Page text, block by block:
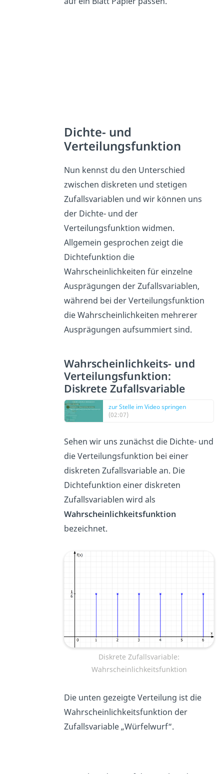
Dichte- und
Verteilungsfunktion
Nun kennst du den Unterschied
zwischen diskreten und stetigen
Zufallsvariablen und wir können uns
der Dichte- und der
Verteilungsfunktion widmen.
Allgemein gesprochen zeigt die
Dichtefunktion die
Wahrscheinlichkeiten für einzelne
Ausprägungen der Zufallsvariablen,
während bei der Verteilungsfunktion
die Wahrscheinlichkeiten mehrerer
Ausprägungen aufsummiert sind.
Wahrscheinlichkeits- und
Verteilungsfunktion:
Diskrete Zufallsvariable
zur Stelle im Video springen
(02:07)
Sehen wir uns zunächst die Dichte- und
die Verteilungsfunktion bei einer
diskreten Zufallsvariable an. Die
Dichtefunktion einer diskreten
Zufallsvariablen wird als
Wahrscheinlichkeitsfunktion
bezeichnet.
Diskrete Zufallsvariable:
Wahrscheinlichkeitsfunktion
Die unten gezeigte Verteilung ist die
Wahrscheinlichkeitsfunktion der
Zufallsvariable „Würfelwurf“.